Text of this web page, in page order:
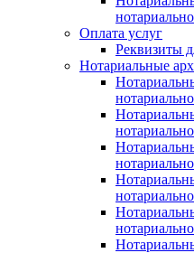
Оплата услуг
Реквизиты
Нотариальные